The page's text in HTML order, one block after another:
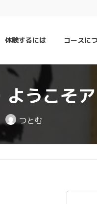
体験するには コースに
うこそア
つとむ